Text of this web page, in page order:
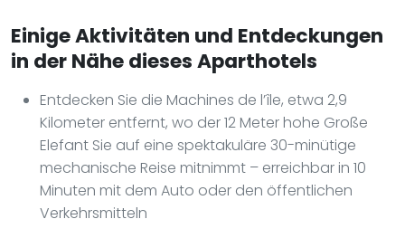
Einige Aktivitäten und Entdeckungen
in der Nähe dieses Aparthotels
Entdecken Sie die Machines de l’île, etwa 2,9
Kilometer entfernt, wo der 12 Meter hohe Große
Elefant Sie auf eine spektakuläre 30-minütige
mechanische Reise mitnimmt – erreichbar in 10
Minuten mit dem Auto oder den öffentlichen
Verkehrsmitteln